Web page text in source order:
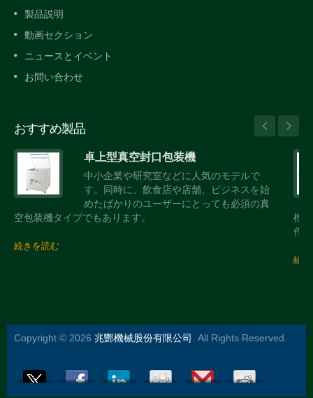
製品説明
動画セクション
ニュースとイベント
お問い合わせ
おすすめ製品
卓上型真空封口包装機
中小企業や研究室などに人気のモデルで
す。同時に、飲食店や店舗、ビジネスを始
めたばかりのユーザーにとっても必須の真
空包装機タイプでもあります。
続きを読む
槽
作
続
Copyright © 2026 兆酆機械股份有限公司 . All Rights Reserved.